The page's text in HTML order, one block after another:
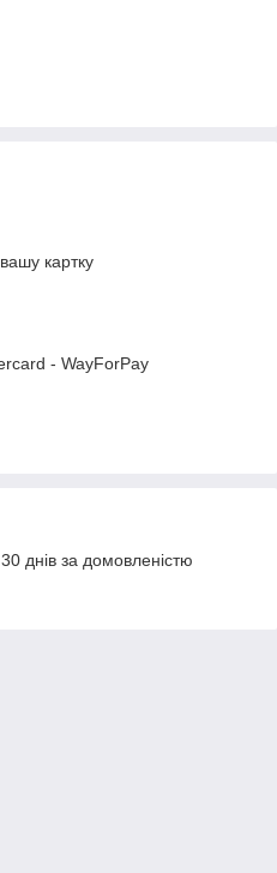
картку
- WayForPay
днів за домовленістю